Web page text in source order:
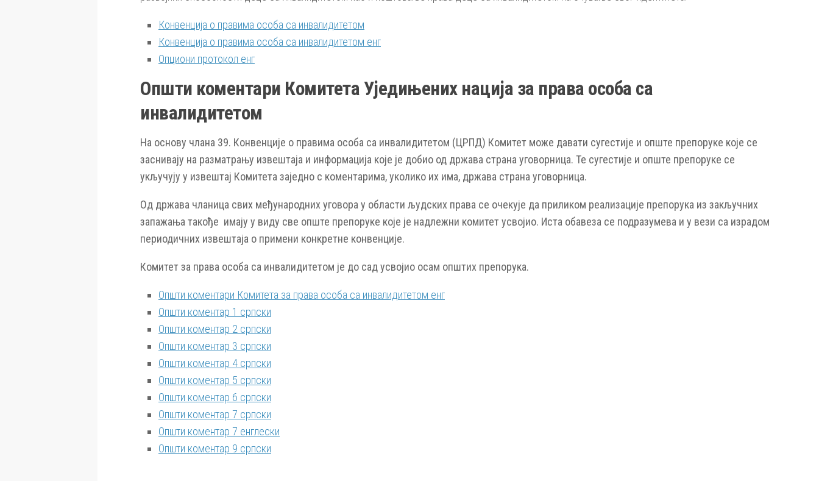
Конвенција о правима особа са инвалидитетом
Конвенција о правима особа са инвалидитетом енг
Опциони протокол енг
Општи коментари Комитета Уједињених нација за права особа са
инвалидитетом
На основу члана 39. Конвенције о правима особа са инвалидитетом (ЦРПД) Комитет може давати сугестије и опште препоруке које се
заснивају на разматрању извештаја и информација које је добио од држава страна уговорница. Те сугестије и опште препоруке се
укључују у извештај Комитета заједно с коментарима, уколико их има, држава страна уговорница.
Од држава чланица свих међународних уговора у области људских права се очекује да приликом реализације препорука из закључних
запажања такође имају у виду све опште препоруке које је надлежни комитет усвојио. Иста обавеза се подразумева и у вези са израдом
периодичних извештаја о примени конкретне конвенције.
Комитет за права особа са инвалидитетом је до сад усвојио осам општих препорука.
Општи коментари Комитета за права особа са инвалидитетом енг
Општи коментар 1 српски
Општи коментар 2 српски
Општи коментар 3 српски
Општи коментар 4 српски
Општи коментар 5 српски
Општи коментар 6 српски
Општи коментар 7 српски
Општи коментар 7 енглески
Општи коментар 9 српски